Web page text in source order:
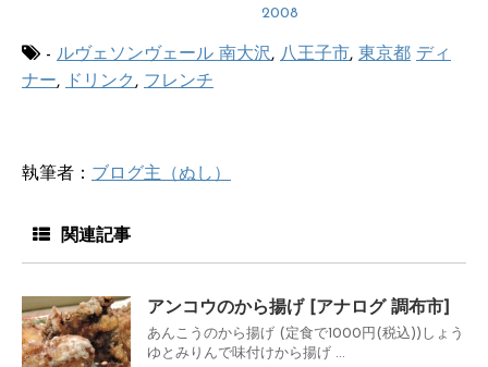
2008
- ルヴェソンヴェール 南大沢, 八王子市, 東京都 ディ
ナー, ドリンク , フレンチ
執筆者： ブログ主（ぬし）
関連記事
アンコウのから揚げ [アナログ 調布市]
あんこうのから揚げ (定食で1000円(税込))しょう
ゆとみりんで味付けから揚げ ...